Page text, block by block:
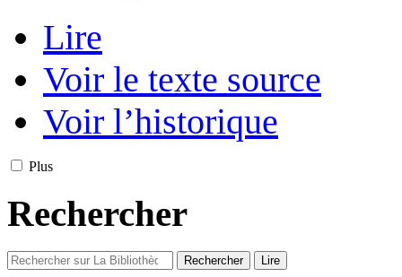
Lire
Voir le texte source
Voir l’historique
Plus
Rechercher